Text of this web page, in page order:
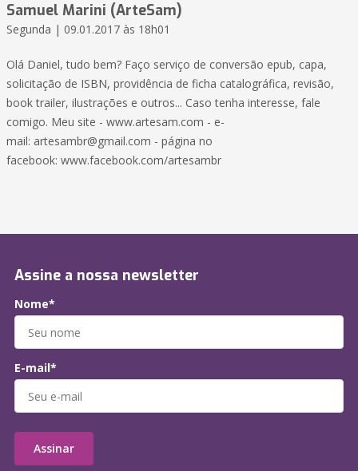
Samuel Marini (ArteSam)
Segunda | 09.01.2017 às 18h01
Olá Daniel, tudo bem? Faço serviço de conversão epub, capa,
solicitação de ISBN, providência de ficha catalográfica, revisão,
book trailer, ilustrações e outros... Caso tenha interesse, fale
comigo. Meu site - www.artesam.com - e-
mail: artesambr@gmail.com - página no
facebook: www.facebook.com/artesambr
Assine a nossa newsletter
Nome*
E-mail*
Assinar